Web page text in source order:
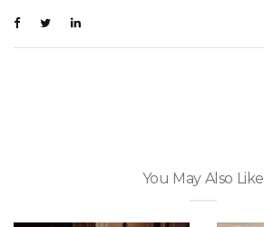
You May Also Like